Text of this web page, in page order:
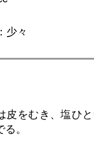
少々
皮をむき、塩ひ
。